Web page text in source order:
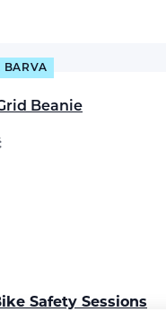
BARVA
Beanie
Safety Sessions